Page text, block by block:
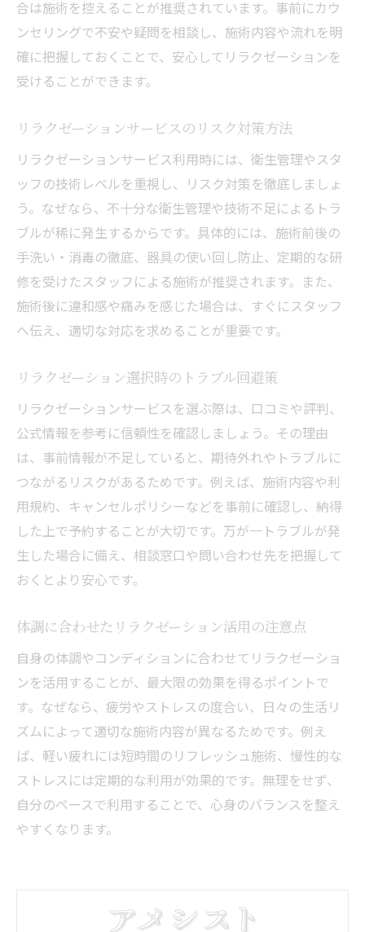
合は施術を控えることが推奨されています。事前にカウ
ンセリングで不安や疑問を相談し、施術内容や流れを明
確に把握しておくことで、安心してリラクゼーションを
受けることができます。
リラクゼーションサービスのリスク対策方法
リラクゼーションサービス利用時には、衛生管理やスタ
ッフの技術レベルを重視し、リスク対策を徹底しましょ
う。なぜなら、不十分な衛生管理や技術不足によるトラ
ブルが稀に発生するからです。具体的には、施術前後の
手洗い・消毒の徹底、器具の使い回し防止、定期的な研
修を受けたスタッフによる施術が推奨されます。また、
施術後に違和感や痛みを感じた場合は、すぐにスタッフ
へ伝え、適切な対応を求めることが重要です。
リラクゼーション選択時のトラブル回避策
リラクゼーションサービスを選ぶ際は、口コミや評判、
公式情報を参考に信頼性を確認しましょう。その理由
は、事前情報が不足していると、期待外れやトラブルに
つながるリスクがあるためです。例えば、施術内容や利
用規約、キャンセルポリシーなどを事前に確認し、納得
した上で予約することが大切です。万が一トラブルが発
生した場合に備え、相談窓口や問い合わせ先を把握して
おくとより安心です。
体調に合わせたリラクゼーション活用の注意点
自身の体調やコンディションに合わせてリラクゼーショ
ンを活用することが、最大限の効果を得るポイントで
す。なぜなら、疲労やストレスの度合い、日々の生活リ
ズムによって適切な施術内容が異なるためです。例え
ば、軽い疲れには短時間のリフレッシュ施術、慢性的な
ストレスには定期的な利用が効果的です。無理をせず、
自分のペースで利用することで、心身のバランスを整え
やすくなります。